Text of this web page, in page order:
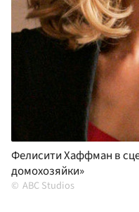
Фелисити Хаффман в
домохозяйки»
ABC Studios